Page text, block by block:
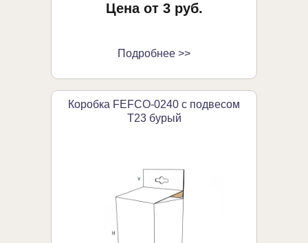
Цена от 3 руб.
Подробнее >>
Коробка FEFCO-0240 с подвесом
Т23 бурый